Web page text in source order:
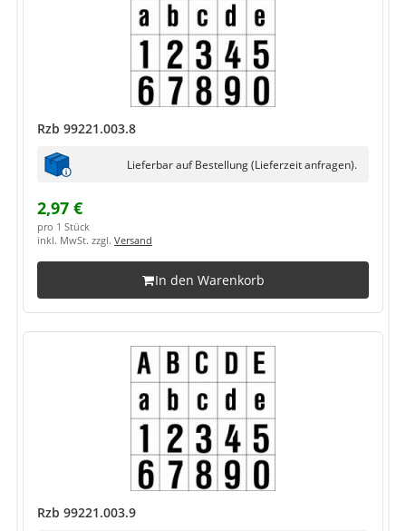
Rzb 99221.003.8
Lieferbar auf Bestellung (Lieferzeit anfragen).
2,97 €
pro 1 Stück
inkl. MwSt. zzgl. Versand
In den Warenkorb
Rzb 99221.003.9